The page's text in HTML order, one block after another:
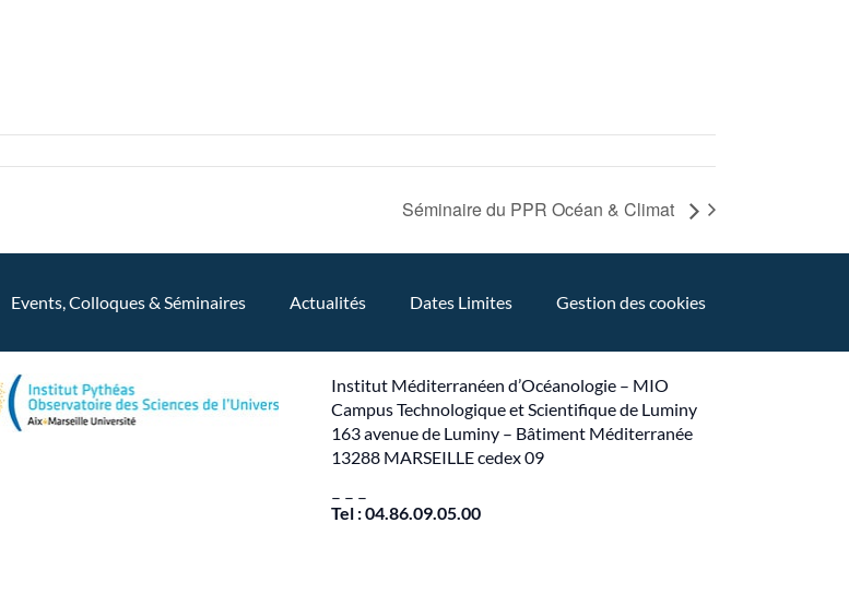
Séminaire du PPR Océan & Climat
Events, Colloques & Séminaires Actualités Dates Limites Gestion des cookies
Institut Méditerranéen d’Océanologie – MIO
Campus Technologique et Scientifique de Luminy
163 avenue de Luminy – Bâtiment Méditerranée
13288 MARSEILLE cedex 09
– – –
Tel : 04.86.09.05.00